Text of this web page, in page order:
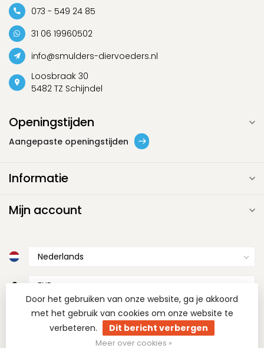
073 - 549 24 85
31 06 19960502
info@smulders-diervoeders.nl
Loosbraak 30
5482 TZ Schijndel
Openingstijden
Aangepaste openingstijden
Informatie
Mijn account
€
Door het gebruiken van onze website, ga je akkoord
met het gebruik van cookies om onze website te
verbeteren.
Dit bericht verbergen
Meer over cookies »